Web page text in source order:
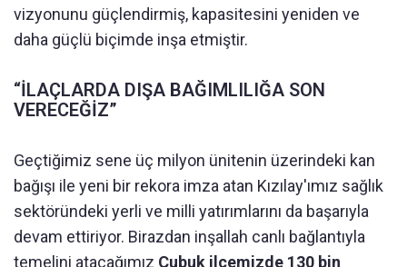
vizyonunu güçlendirmiş, kapasitesini yeniden ve
daha güçlü biçimde inşa etmiştir.
“İLAÇLARDA DIŞA BAĞIMLILIĞA SON
VERECEĞİZ”
Geçtiğimiz sene üç milyon ünitenin üzerindeki kan
bağışı ile yeni bir rekora imza atan Kızılay'ımız sağlık
sektöründeki yerli ve milli yatırımlarını da başarıyla
devam ettiriyor. Birazdan inşallah canlı bağlantıyla
temelini atacağımız Çubuk ilçemizde 130 bin